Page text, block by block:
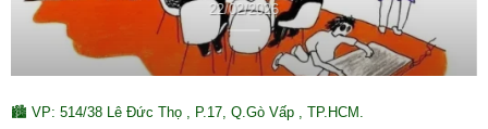
22/02/2026
🏙 VP: 514/38 Lê Đức Thọ , P.17, Q.Gò Vấp , TP.HCM.